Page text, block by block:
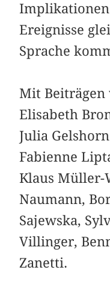
Ereignisse
Sprache
Mit Beiträgen
Elisabeth
Julia
Fabienne
Klaus Müller-
Naumann,
Sajewska,
Villinger,
Zanetti.